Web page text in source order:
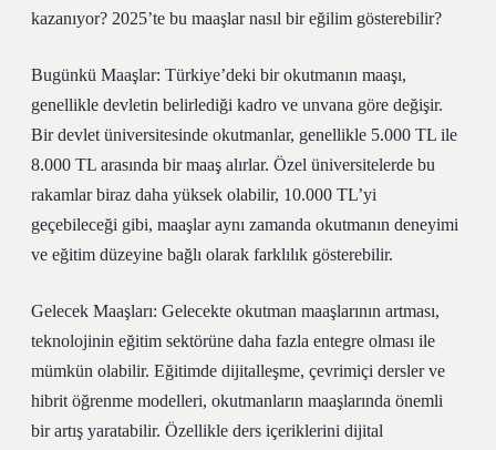
kazanıyor? 2025’te bu maaşlar nasıl bir eğilim gösterebilir?
Bugünkü Maaşlar: Türkiye’deki bir okutmanın maaşı,
genellikle devletin belirlediği kadro ve unvana göre değişir.
Bir devlet üniversitesinde okutmanlar, genellikle 5.000 TL ile
8.000 TL arasında bir maaş alırlar. Özel üniversitelerde bu
rakamlar biraz daha yüksek olabilir, 10.000 TL’yi
geçebileceği gibi, maaşlar aynı zamanda okutmanın deneyimi
ve eğitim düzeyine bağlı olarak farklılık gösterebilir.
Gelecek Maaşları: Gelecekte okutman maaşlarının artması,
teknolojinin eğitim sektörüne daha fazla entegre olması ile
mümkün olabilir. Eğitimde dijitalleşme, çevrimiçi dersler ve
hibrit öğrenme modelleri, okutmanların maaşlarında önemli
bir artış yaratabilir. Özellikle ders içeriklerini dijital